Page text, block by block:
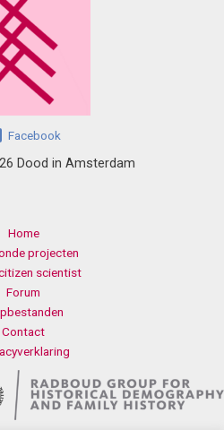
Facebook
Dood in Amsterdam
Home
projecten
scientist
Forum
Contact